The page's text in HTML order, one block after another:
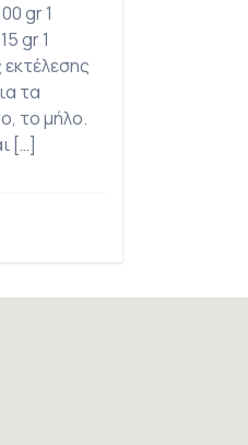
gr 1
gr 1
τα
το μήλο.
[…]